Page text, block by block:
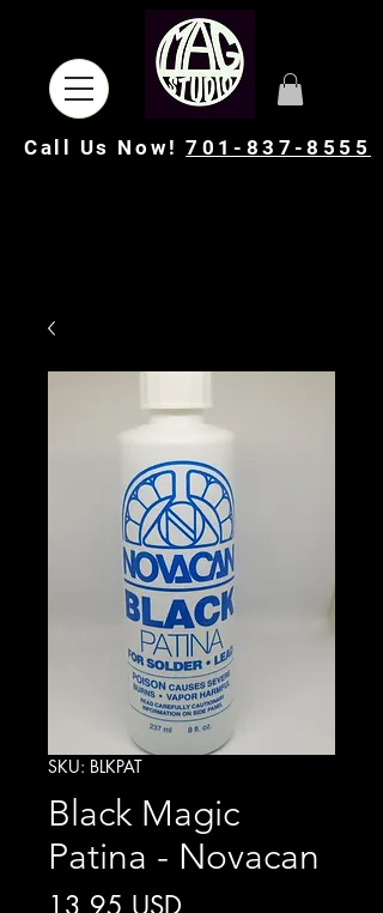
Call Us Now!701-837-8555
SKU: BLKPAT
Black Magic
Patina - Novacan